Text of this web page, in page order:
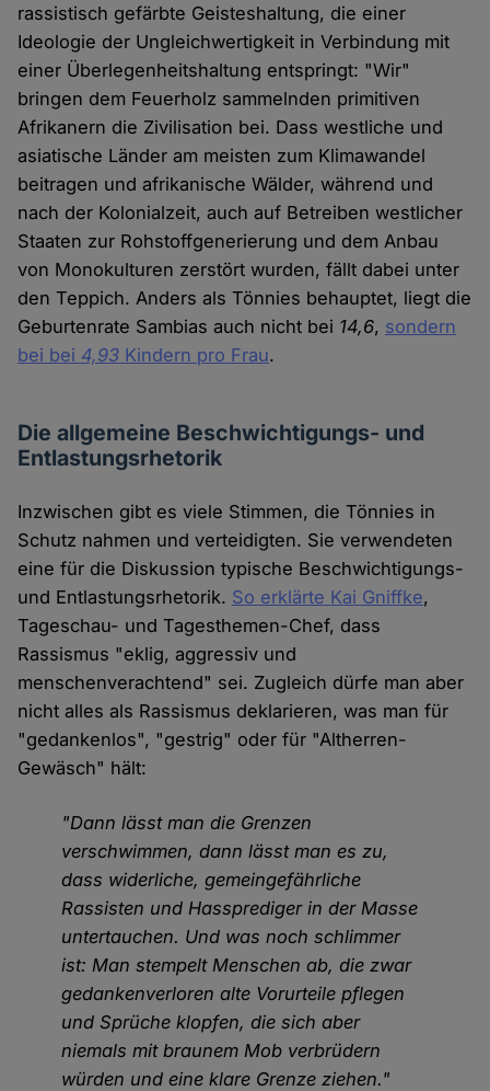
rassistisch gefärbte Geisteshaltung, die einer
Ideologie der Ungleichwertigkeit in Verbindung mit
einer Überlegenheitshaltung entspringt: "Wir"
bringen dem Feuerholz sammelnden primitiven
Afrikanern die Zivilisation bei. Dass westliche und
asiatische Länder am meisten zum Klimawandel
beitragen und afrikanische Wälder, während und
nach der Kolonialzeit, auch auf Betreiben westlicher
Staaten zur Rohstoffgenerierung und dem Anbau
von Monokulturen zerstört wurden, fällt dabei unter
den Teppich. Anders als Tönnies behauptet, liegt die
Geburtenrate Sambias auch nicht bei 14,6, sondern
bei bei 4,93 Kindern pro Frau.
Die allgemeine Beschwichtigungs- und
Entlastungsrhetorik
Inzwischen gibt es viele Stimmen, die Tönnies in
Schutz nahmen und verteidigten. Sie verwendeten
eine für die Diskussion typische Beschwichtigungs-
und Entlastungsrhetorik. So erklärte Kai Gniffke,
Tageschau- und Tagesthemen-Chef, dass
Rassismus "eklig, aggressiv und
menschenverachtend" sei. Zugleich dürfe man aber
nicht alles als Rassismus deklarieren, was man für
"gedankenlos", "gestrig" oder für "Altherren-
Gewäsch" hält:
"Dann lässt man die Grenzen
verschwimmen, dann lässt man es zu,
dass widerliche, gemeingefährliche
Rassisten und Hassprediger in der Masse
untertauchen. Und was noch schlimmer
ist: Man stempelt Menschen ab, die zwar
gedankenverloren alte Vorurteile pflegen
und Sprüche klopfen, die sich aber
niemals mit braunem Mob verbrüdern
würden und eine klare Grenze ziehen."